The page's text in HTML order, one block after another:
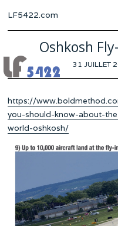
LF5422.com
Oshkosh
POSTED
31 JUILLET
https://
you-should-know-about-
world-oshkosh/